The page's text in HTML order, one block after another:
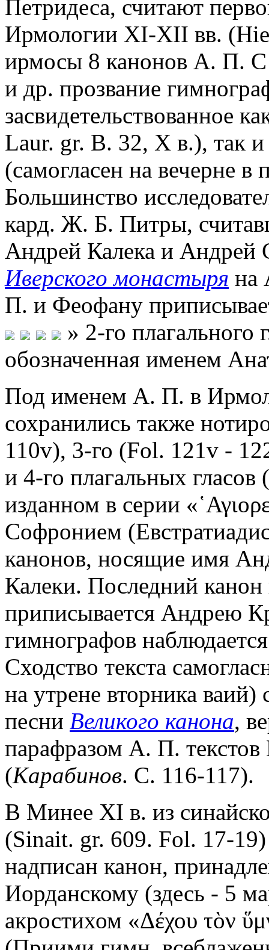
Петридеса, считают
Ирмологии XI-XII вв.
ирмосы 8 канонов А. П. С
и др. прозвание
засвидетельствованное
Laur. gr. Β. 32, X в.), так
(самогласен на вечерне
Большинство
кард. Ж. Б. Питры,
Андрей Калека и Андрей
Иверского монастыря на
П. и Феофану
» 2-го плагального
обозначенная именем
Под именем А. П. в
сохранились также
110v), 3-го (Fol. 121v -
и 4-го плагальных
изданном в серии
Софронием
канонов, носящие имя
Калеки. Последний
приписывается Андрею
гимнографов
Сходство текста
на утрене вторника
песни Великого канона,
парафразом А. П. текстов
(Карабинов. С. 116-117).
В Минее XI в. из
(Sinait. gr. 609. Fol. 17-
надписан канон,
Иорданскому (здесь - 5
акростихом «Δέχου τὸν